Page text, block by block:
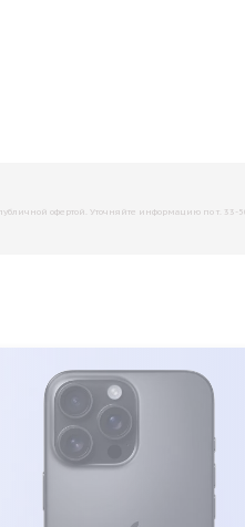
офертой. Уточняйте информацию по т. 33-